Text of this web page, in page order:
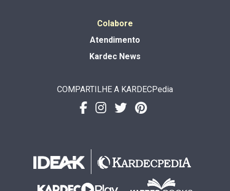
Colabore
Atendimento
Kardec News
COMPARTILHE A KARDECPedia